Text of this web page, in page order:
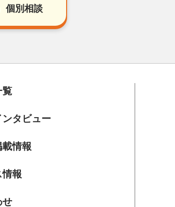
個別相談
覧
タビュー
載情報
情報
せ